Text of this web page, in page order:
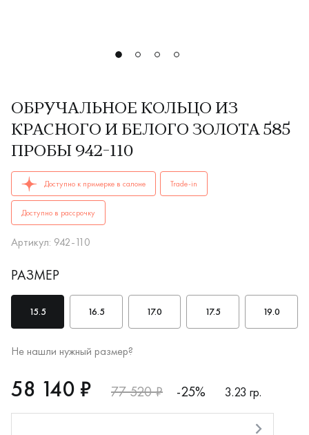
ОБРУЧАЛЬНОЕ КОЛЬЦО ИЗ
КРАСНОГО И БЕЛОГО ЗОЛОТА 585
ПРОБЫ 942-110
ОБРУЧАЛЬНЫЕ КОЛЬЦА женские, мужские, парные 942-
Доступно к примерке в салоне Trade-in
Доступно в рассрочку
Артикул: 942-110
РАЗМЕР
15.5 16.5 17.0 17.5 19.0
Не нашли нужный размер?
RUB
58140
58 140 ₽ 77 520 ₽ -25%
3.23 гр.